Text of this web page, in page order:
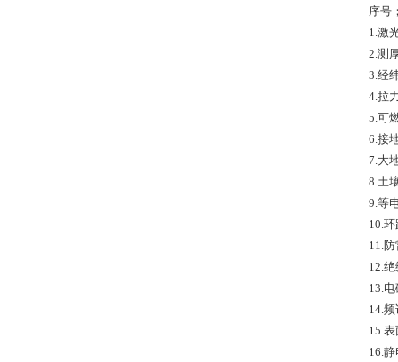
序号
1.激
2.测
3.经
4.拉
5.可
6.接
7.大
8.土
9.等
10.
11.
12.
13.
14.
15.
16.